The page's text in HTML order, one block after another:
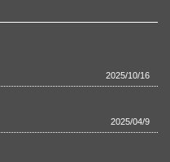
2025/10/16
2025/04/9